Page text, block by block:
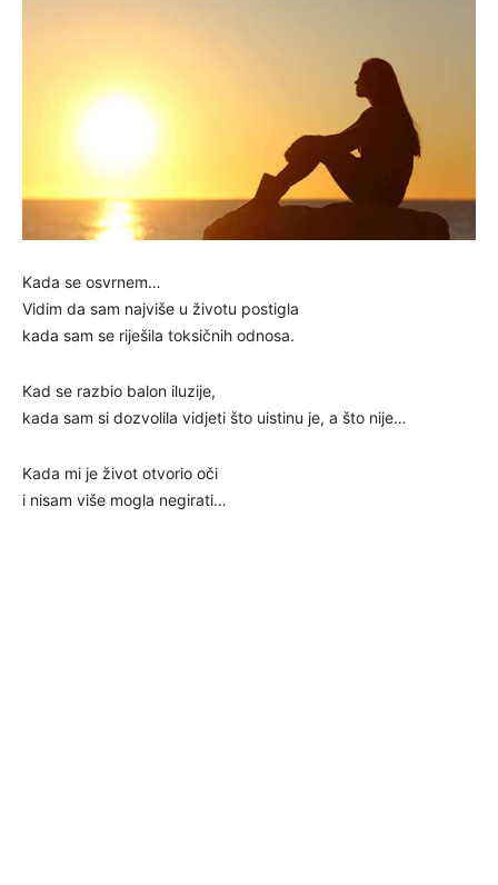
Kada se osvrnem…
Vidim da sam najviše u životu postigla
kada sam se riješila toksičnih odnosa.
Kad se razbio balon iluzije,
kada sam si dozvolila vidjeti što uistinu je, a što nije…
Kada mi je život otvorio oči
i nisam više mogla negirati…